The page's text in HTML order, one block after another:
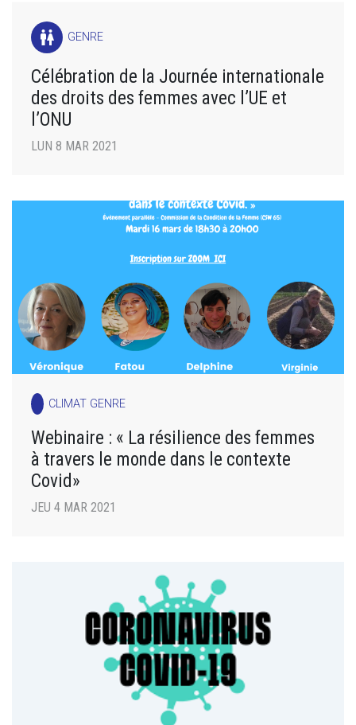
wc GENRE
Célébration de la Journée internationale
des droits des femmes avec l’UE et
l’ONU
LUN 8 MAR 2021
CLIMAT GENRE
Webinaire : « La résilience des femmes
à travers le monde dans le contexte
Covid»
JEU 4 MAR 2021